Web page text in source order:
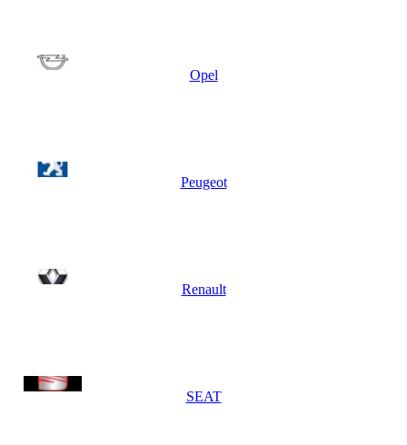
Opel
Peugeot
Renault
SEAT